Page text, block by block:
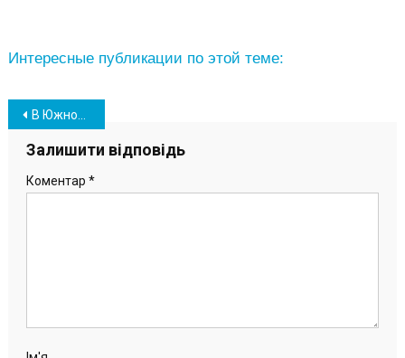
Интересные публикации по этой теме:
Навігація
записів
В Южном на месте выгула собак обнаружили капканы и следы крови
Залишити відповідь
Коментар *